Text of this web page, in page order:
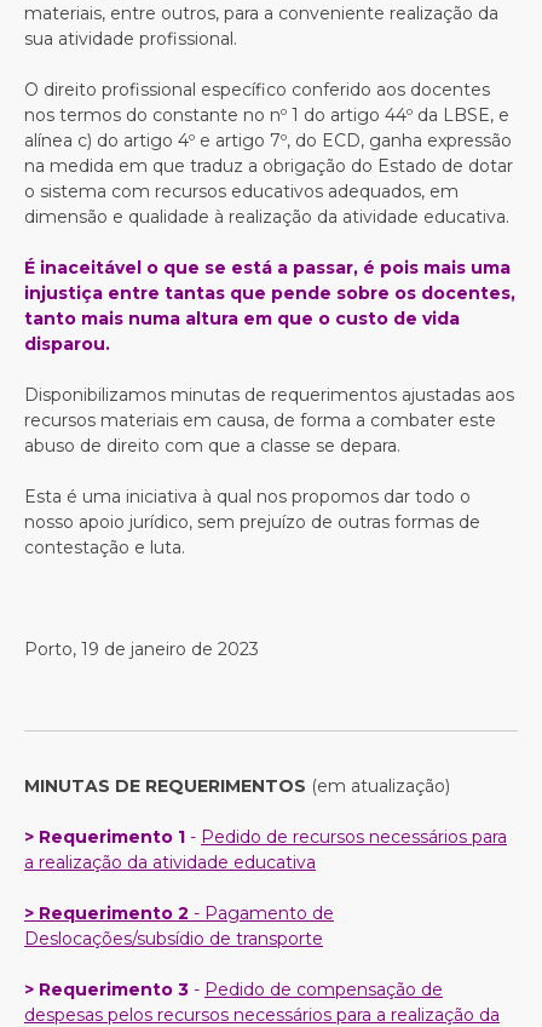
materiais, entre outros, para a conveniente realização da
sua atividade profissional.
O direito profissional específico conferido aos docentes
nos termos do constante no nº 1 do artigo 44º da LBSE, e
alínea c) do artigo 4º e artigo 7º, do ECD, ganha expressão
na medida em que traduz a obrigação do Estado de dotar
o sistema com recursos educativos adequados, em
dimensão e qualidade à realização da atividade educativa.
É inaceitável o que se está a passar, é pois mais uma
injustiça entre tantas que pende sobre os docentes,
tanto mais numa altura em que o custo de vida
disparou.
Disponibilizamos minutas de requerimentos ajustadas aos
recursos materiais em causa, de forma a combater este
abuso de direito com que a classe se depara.
Esta é uma iniciativa à qual nos propomos dar todo o
nosso apoio jurídico, sem prejuízo de outras formas de
contestação e luta.
Porto, 19 de janeiro de 2023
MINUTAS DE REQUERIMENTOS (em atualização)
> Requerimento 1 - Pedido de recursos necessários para
a realização da atividade educativa
> Requerimento 2 - Pagamento de
Deslocações/subsídio de transporte
> Requerimento 3 - Pedido de compensação de
despesas pelos recursos necessários para a realização da